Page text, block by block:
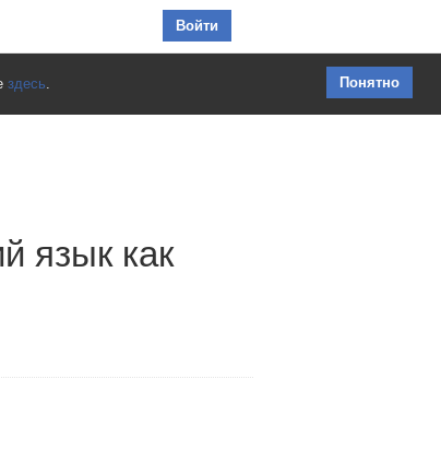
Перейти к содержимому
Войти
Понятно
здесь.
язык как